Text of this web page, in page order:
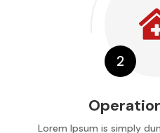
Lorem Ipsum is simply